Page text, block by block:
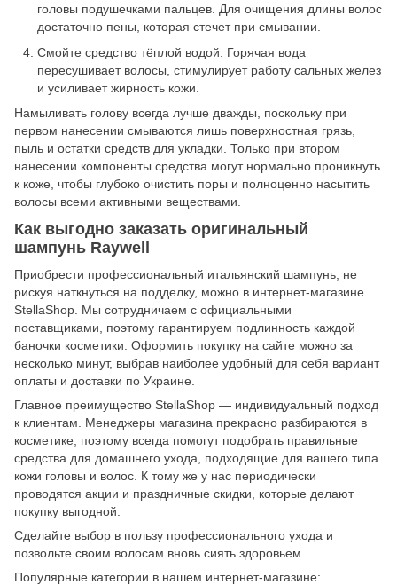
головы подушечками пальцев. Для очищения длины волос
достаточно пены, которая стечет при смывании.
Смойте средство тёплой водой. Горячая вода
пересушивает волосы, стимулирует работу сальных желез
и усиливает жирность кожи.
Намыливать голову всегда лучше дважды, поскольку при
первом нанесении смываются лишь поверхностная грязь,
пыль и остатки средств для укладки. Только при втором
нанесении компоненты средства могут нормально проникнуть
к коже, чтобы глубоко очистить поры и полноценно насытить
волосы всеми активными веществами.
Как выгодно заказать оригинальный
шампунь Raywell
Приобрести профессиональный итальянский шампунь, не
рискуя наткнуться на подделку, можно в интернет-магазине
StellaShop. Мы сотрудничаем с официальными
поставщиками, поэтому гарантируем подлинность каждой
баночки косметики. Оформить покупку на сайте можно за
несколько минут, выбрав наиболее удобный для себя вариант
оплаты и доставки по Украине.
Главное преимущество StellaShop — индивидуальный подход
к клиентам. Менеджеры магазина прекрасно разбираются в
косметике, поэтому всегда помогут подобрать правильные
средства для домашнего ухода, подходящие для вашего типа
кожи головы и волос. К тому же у нас периодически
проводятся акции и праздничные скидки, которые делают
покупку выгодной.
Сделайте выбор в пользу профессионального ухода и
позвольте своим волосам вновь сиять здоровьем.
Популярные категории в нашем интернет-магазине: